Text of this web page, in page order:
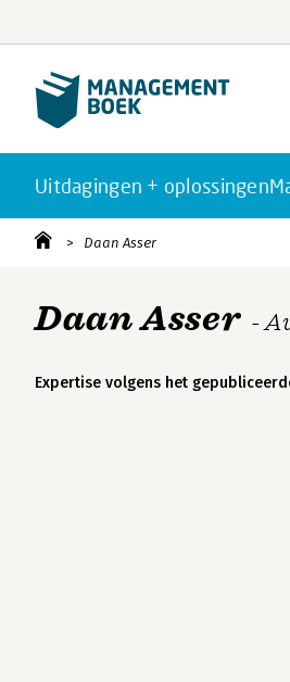
Uitdagingen + oplossingen
Daan Asser
Daan Asser -
Expertise volgens het